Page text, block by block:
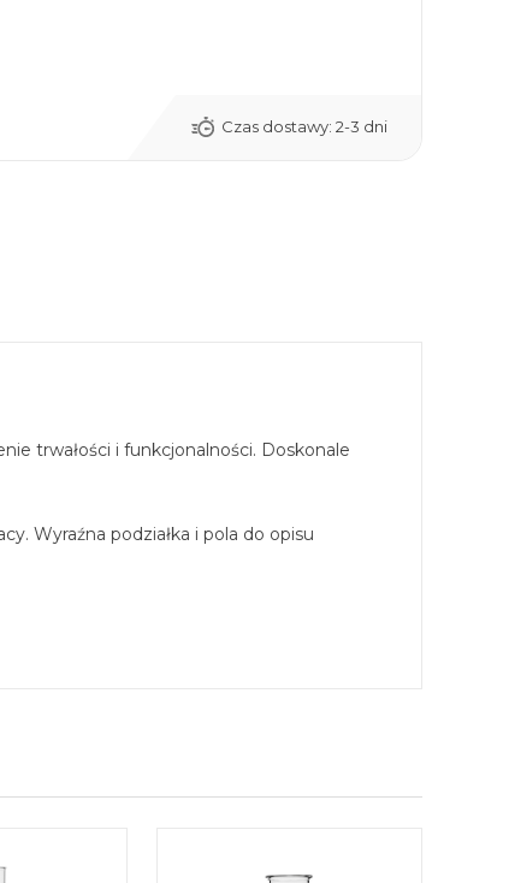
Czas dostawy: 2-3 dni
trwałości i funkcjonalności. Doskonale
Wyraźna podziałka i pola do opisu